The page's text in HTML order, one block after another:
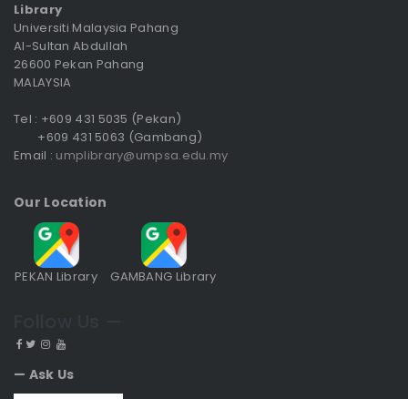
Library
Universiti Malaysia Pahang
Al-Sultan Abdullah
26600 Pekan Pahang
MALAYSIA
Tel : +609 431 5035 (Pekan)
+609 431 5063 (Gambang)
Email : umplibrary@umpsa.edu.my
Our Location
PEKAN Library GAMBANG Library
— Ask Us